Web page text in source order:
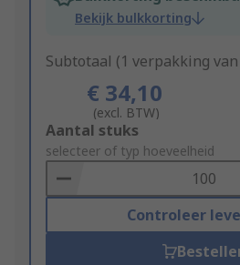
Bekijk bulkkorting
Subtotaal (1 verpakking
€ 34,10
(excl. BTW)
Add
to
Basket
Aantal stuks
selecteer of typ hoeveelheid
Controleer